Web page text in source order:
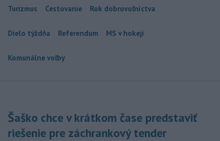
Turizmus Cestovanie Rok dobrovoľníctva
Dielo týždňa Referendum MS v hokeji
Komunálne voľby
Šaško chce v krátkom čase predstaviť
riešenie pre záchrankový tender